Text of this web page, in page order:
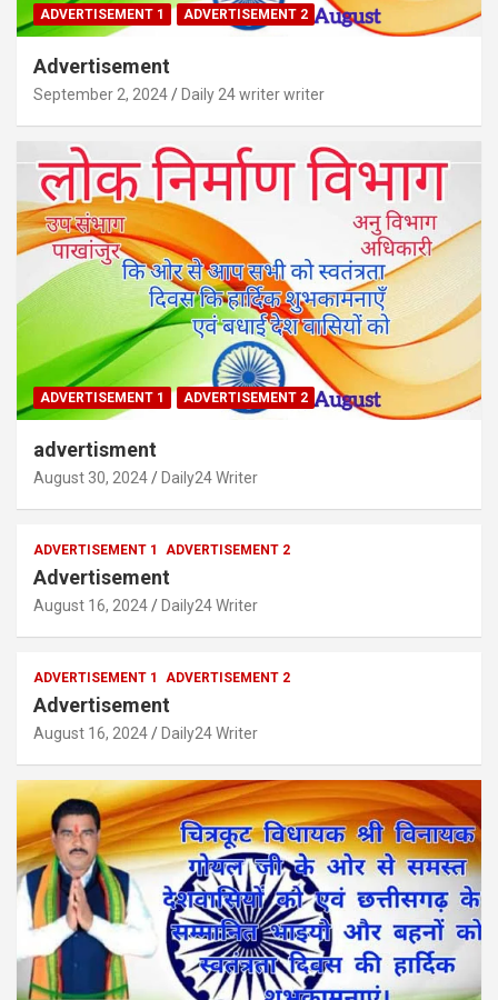
ADVERTISEMENT 1 ADVERTISEMENT 2
Advertisement
September 2, 2024 Daily 24 writer writer
ADVERTISEMENT 1 ADVERTISEMENT 2
advertisment
August 30, 2024 Daily24 Writer
ADVERTISEMENT 1 ADVERTISEMENT 2
Advertisement
August 16, 2024 Daily24 Writer
ADVERTISEMENT 1 ADVERTISEMENT 2
Advertisement
August 16, 2024 Daily24 Writer